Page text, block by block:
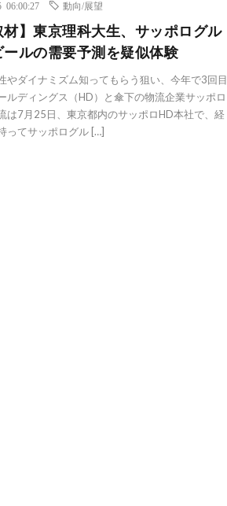
06:00:27 動向/展望
材】東京理科大生、サッポログル
ールの需要予測を疑似体験
やダイナミズム知ってもらう狙い、今年で3回目
ルディングス（HD）と傘下の物流企業サッポロ
は7月25日、東京都内のサッポロHD本社で、経
ってサッポログル […]